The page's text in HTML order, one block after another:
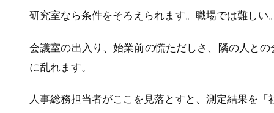
研究室なら条件をそろえられます。職場では難しい
会議室の出入り、始業前の慌ただしさ、隣の人と
に乱れます。
人事総務担当者がここを見落とすと、測定結果を